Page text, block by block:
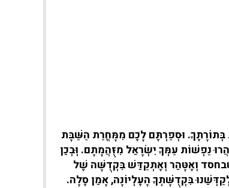
בְּתוֹרָתֶךָ. וּסְפַרְתֶּם לָכֶם מִמָּחֳרַת הַשַּׁבָּת
נַפְשׁוֹת עַמְּךָ יִשְׂרָאֵל מִזֻּהֲמָתָם. וְּבְכֵן
וְאֶטָּהֵר וְאֶתְקַדֵּשׁ בִּקְדֻשָּׁה שֶׁל
בִּקְדֻשָּׁתְךָ הָעֶלְיוֹנָה, אָמֵן סֶלָה.